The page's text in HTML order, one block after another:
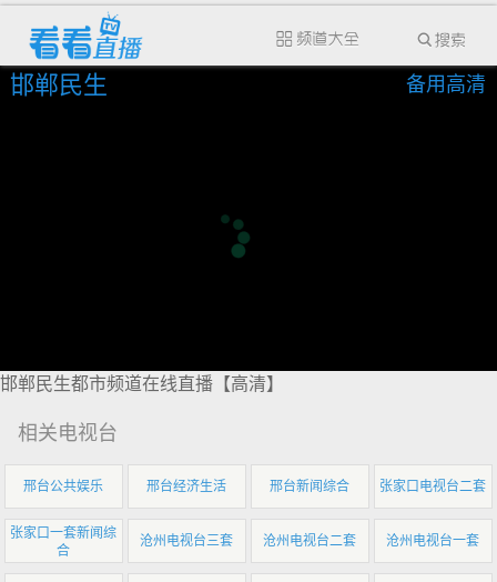
邯郸民生 备用高清
邯郸民生都市频道在线直播【高清】
相关电视台
邢台公共娱乐 邢台经济生活 邢台新闻综合 张家口电视台二套
张家口一套新闻综
合
沧州电视台三套 沧州电视台二套 沧州电视台一套